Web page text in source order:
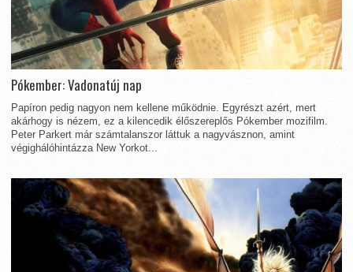
Pókember: Vadonatúj nap
Papíron pedig nagyon nem kellene működnie. Egyrészt azért, mert
akárhogy is nézem, ez a kilencedik élőszereplős Pókember mozifilm.
Peter Parkert már számtalanszor láttuk a nagyvásznon, amint
végighálóhintázza New Yorkot...